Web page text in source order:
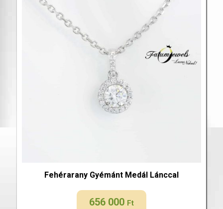
Fehérarany Gyémánt Medál Lánccal
656 000 Ft